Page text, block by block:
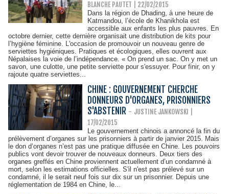
BLANCHE PAUTET | 22/02/2015
Dans la région de Dhading, à une heure de
Katmandou, l’école de Khanikhola est
accessible aux enfants les plus pauvres. En
octobre dernier, cette dernière organisait une distribution de kits pour
l’hygiène féminine. L'occasion de promouvoir un nouveau genre de
serviettes hygiéniques. Pratiques et écologiques, elles ouvrent aux
Népalaises la voie de l’indépendance. « On prend un sac. On y met un
savon, une culotte, une petite serviette pour s'essuyer. Pour finir, on y
rajoute quatre serviettes...
CHINE : GOUVERNEMENT CHERCHE
DONNEURS D'ORGANES, PRISONNIERS
S'ABSTENIR - JUSTINE JANKOWSKI |
17/02/2015
Le gouvernement chinois a annoncé la fin du
prélèvement d’organes sur les prisonniers à partir de janvier 2015. Mais
le don d’organes n’est pas une pratique diffusée en Chine. Les pouvoirs
publics vont devoir trouver de nouveaux donneurs. Deux tiers des
organes greffés en Chine proviennent actuellement d’un condamné à
mort, selon les estimations officielles. S'il n'est pas prélevé sur un
condamné, il le serait neuf fois sur dix sur un prisonnier. Depuis une
réglementation de 1984 en Chine, le...